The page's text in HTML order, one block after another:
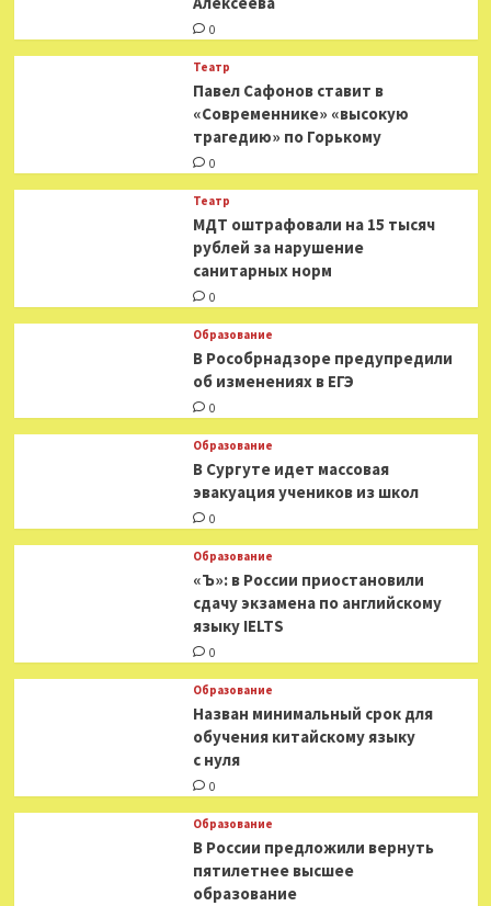
0
Театр
Павел Сафонов ставит в
«Современнике» «высокую
трагедию» по Горькому
0
Театр
МДТ оштрафовали на 15 тысяч
рублей за нарушение
санитарных норм
0
Образование
В Рособрнадзоре предупредили
об изменениях в ЕГЭ
0
Образование
В Сургуте идет массовая
эвакуация учеников из школ
0
Образование
«Ъ»: в России приостановили
сдачу экзамена по английскому
языку IELTS
0
Образование
Назван минимальный срок для
обучения китайскому языку
с нуля
0
Образование
В России предложили вернуть
пятилетнее высшее
образование